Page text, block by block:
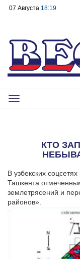
07 Августа 18:19
Toggle
КТО
В узбекских
Ташкента
землетрясений и
районов».